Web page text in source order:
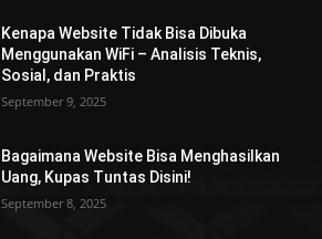
Kenapa Website Tidak Bisa Dibuka
Menggunakan WiFi – Analisis Teknis,
Sosial, dan Praktis
September 9, 2025
Bagaimana Website Bisa Menghasilkan
Uang, Kupas Tuntas Disini!
September 8, 2025